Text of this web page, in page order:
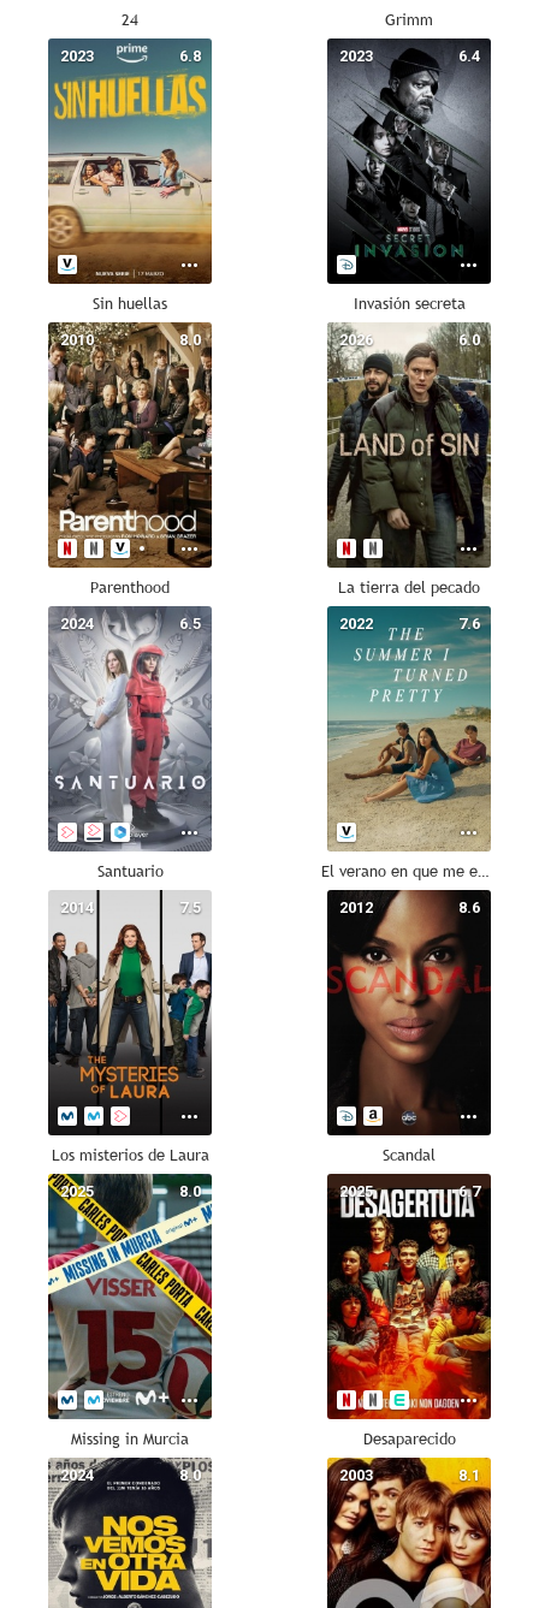
24 Grimm
6.8
2023
Sin huellas
6.4
2023
Invasión secreta
8.0
2010
Parenthood
6.0
2026
La tierra del pecado
6.5
2024
Santuario
7.6
2022
El verano en que me enamoré
7.5
2014
Los misterios de Laura
8.6
2012
Scandal
8.0
2025
Missing in Murcia
6.7
2025
Desaparecido
8.0
2024 8.1
2003